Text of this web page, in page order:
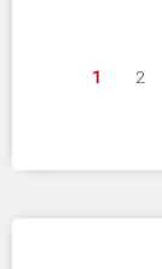
1 2